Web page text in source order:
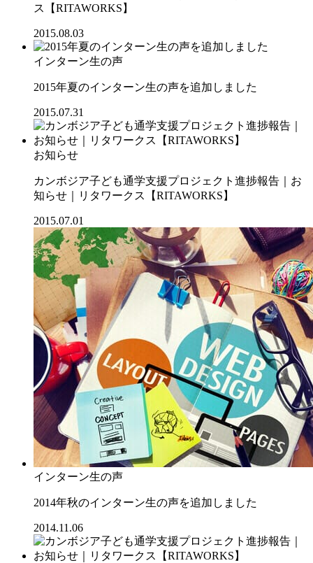
ス【RITAWORKS】
2015.08.03
インターン生の声
2015年夏のインターン生の声を追加しました
2015.07.31
お知らせ
カンボジア子ども通学支援プロジェクト進捗報告｜お
知らせ｜リタワークス【RITAWORKS】
2015.07.01
インターン生の声
2014年秋のインターン生の声を追加しました
2014.11.06